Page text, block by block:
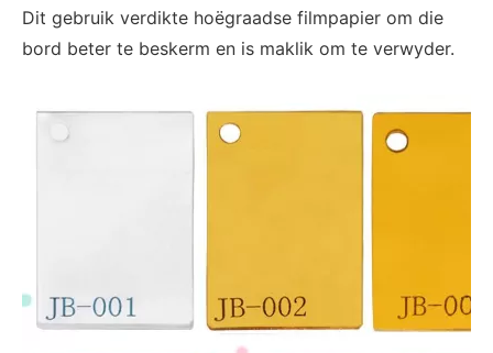
Dit gebruik verdikte hoëgraadse filmpapier om die
bord beter te beskerm en is maklik om te verwyder.